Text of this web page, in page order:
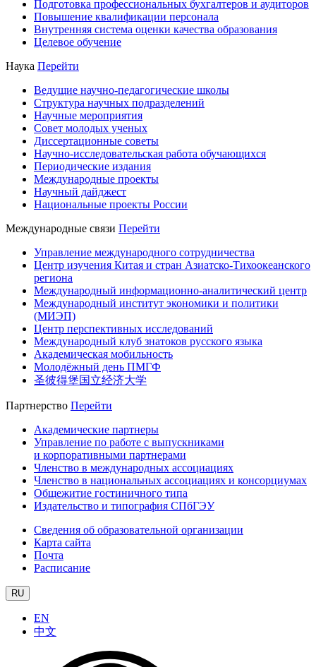
Подготовка профессиональных бухгалтеров и аудиторов
Повышение квалификации персонала
Внутренняя система оценки качества образования
Целевое обучение
Наука Перейти
Ведущие научно-педагогические школы
Структура научных подразделений
Научные мероприятия
Совет молодых ученых
Диссертационные советы
Научно-исследовательская работа обучающихся
Периодические издания
Международные проекты
Научный дайджест
Национальные проекты России
Международные связи Перейти
Управление международного сотрудничества
Центр изучения Китая и стран Азиатско-Тихоокеанского
региона
Международный информационно-аналитический центр
Международный институт экономики и политики
(МИЭП)
Центр перспективных исследований
Международный клуб знатоков русского языка
Академическая мобильность
Молодёжный день ПМГФ
圣彼得堡国立经济大学
Партнерство Перейти
Академические партнеры
Управление по работе с выпускниками
и корпоративными партнерами
Членство в международных ассоциациях
Членство в национальных ассоциациях и консорциумах
Общежитие гостиничного типа
Издательство и типография СПбГЭУ
Сведения об образовательной организации
Карта сайта
Почта
Расписание
RU
EN
中文